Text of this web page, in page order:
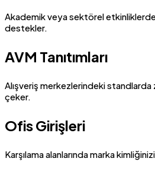
Akademik veya sektörel etkinliklerde
destekler.
AVM Tanıtımları
Alışveriş merkezlerindeki
çeker.
Ofis Girişleri
Karşılama alanlarında marka kimliğinizi